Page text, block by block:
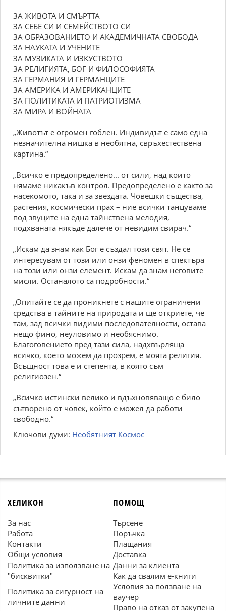
ЗА ЖИВОТА И СМЪРТТА
ЗА СЕБЕ СИ И СЕМЕЙСТВОТО СИ
ЗА ОБРАЗОВАНИЕТО И АКАДЕМИЧНАТА СВОБОДА
ЗА НАУКАТА И УЧЕНИТЕ
ЗА МУЗИКАТА И ИЗКУСТВОТО
ЗА РЕЛИГИЯТА, БОГ И ФИЛОСОФИЯТА
ЗА ГЕРМАНИЯ И ГЕРМАНЦИТЕ
ЗА АМЕРИКА И АМЕРИКАНЦИТЕ
ЗА ПОЛИТИКАТА И ПАТРИОТИЗМА
ЗА МИРА И ВОЙНАТА
„Животът е огромен гоблен. Индивидът е само една
незначителна нишка в необятна, свръхестествена
картина.“
„Всичко е предопределено... от сили, над които
нямаме никакъв контрол. Предопределено е както за
насекомото, така и за звездата. Човешки същества,
растения, космически прах – ние всички танцуваме
под звуците на една тайнствена мелодия,
подхваната някъде далече от невидим свирач.“
„Искам да знам как Бог е създал този свят. Не се
интересувам от този или онзи феномен в спектъра
на този или онзи елемент. Искам да знам неговите
мисли. Останалото са подробности.“
„Опитайте се да проникнете с нашите ограничени
средства в тайните на природата и ще откриете, че
там, зад всички видими последователности, остава
нещо фино, неуловимо и необяснимо.
Благоговението пред тази сила, надхвърляща
всичко, което можем да прозрем, е моята религия.
Всъщност това е и степента, в която съм
религиозен.“
„Всичко истински велико и вдъхновяващо е било
сътворено от човек, който е можел да работи
свободно.“
Ключови думи: Необятният Космос
ХЕЛИКОН
За нас
Работа
Контакти
Общи условия
Политика за използване на
"бисквитки"
Политика за сигурност на
личните данни
ПОМОЩ
Търсене
Поръчка
Плащания
Доставка
Данни за клиента
Как да свалим е-книги
Условия за ползване на
ваучер
Право на отказ от закупена